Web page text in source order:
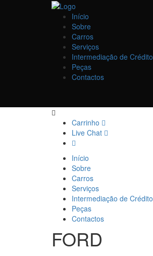
Início
Sobre
Carros
Serviços
Intermediação de Crédito
Peças
Contactos
Carrinho
Live Chat
Início
Sobre
Carros
Serviços
Intermediação de Crédito
Peças
Contactos
FORD